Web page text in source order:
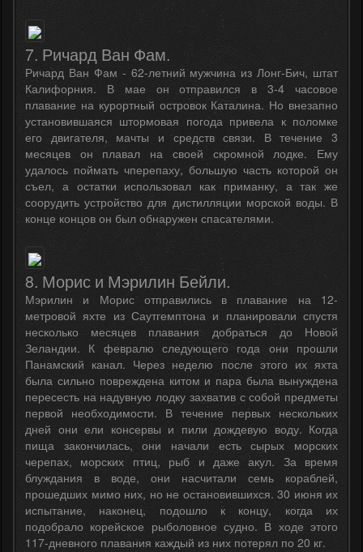
7. Ричард Ван Фам.
Ричард Ван Фам - 62-летний мужчина из Лонг-Бич, штат
Калифорния. В мае он отправился в 3-4 часовое
плавание на курортный островок Каталина. Но внезапно
установившаяся штормовая погода привела к поломке
его двигателя, мачты и средств связи. В течение 3
месяцев он плавал на своей скромной лодке. Ему
удалось поймать чперепаху, большую часть которой он
съел, а остатки использовал как приманку, а так же
соорудить устройство для дистилляции морской воды. В
конце концов он был обнаружен спасателями.
8. Морис и Мэрилин Бейли.
Мэрилин и Морис отправились в плавание на 12-
метровой яхте из Саутгемптона и планировали спустя
несколько месяцев плавания добраться до Новой
Зеландии. К февралю следующего года они прошли
Панамский канал. Через неделю после этого их яхта
была сильно повреждена китом и пара была вынуждена
пересесть на надувную лодку захватив с собой предметы
первой необходимости. В течение первых нескольких
дней они ели консервы и пили дождевую воду. Когда
пища закончилась, они начали есть сырых морских
черепах, морских птиц, рыб и даже акул. За время
блуждания в воде, они насчитали семь кораблей,
прошедших мимо них, но не остановившихся. 30 июня их
испытание, наконец, подошло к концу, когда их
подобрало корейское рыболовное судно. В ходе этого
117-дневного плавания каждый из них потерял по 20 кг.